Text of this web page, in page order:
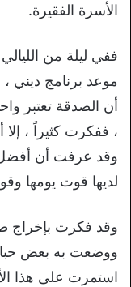
الأسرة الفقيرة.
ففي ليلة من
موعد برنامج
أن الصدقة تعتبر
، ففكرت كثيراً ،
وقد عرفت أن أفضل
لديها قوت يومها
وقد فكرت بإخراج
ووضعت به بعض
استمرت على هذا